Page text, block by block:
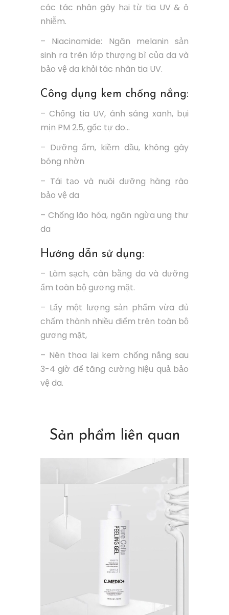
các tác nhân gây hại từ tia UV & ô
nhiễm.
– Niacinamide: Ngăn melanin sản
sinh ra trên lớp thượng bì của da và
bảo vệ da khỏi tác nhân tia UV.
Công dụng kem chống nắng:
– Chống tia UV, ánh sáng xanh, bụi
mịn PM 2.5, gốc tự do…
– Dưỡng ẩm, kiềm dầu, không gây
bóng nhờn
– Tái tạo và nuôi dưỡng hàng rào
bảo vệ da
– Chống lão hóa, ngăn ngừa ung thư
da
Hướng dẫn sử dụng:
– Làm sạch, cân bằng da và dưỡng
ẩm toàn bộ gương mặt.
– Lấy một lượng sản phẩm vừa đủ
chấm thành nhiều điểm trên toàn bộ
gương mặt,
– Nên thoa lại kem chống nắng sau
3-4 giờ để tăng cường hiệu quả bảo
vệ da.
Sản phẩm liên quan